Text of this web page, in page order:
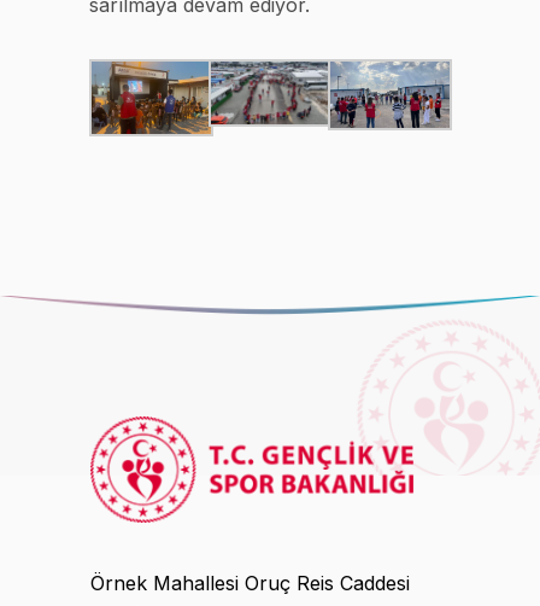
Örnek Mahallesi Oruç Reis Caddesi